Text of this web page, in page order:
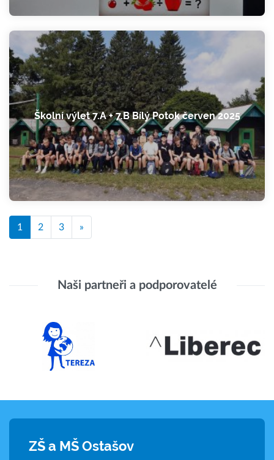
Školní výlet 7.A + 7.B Bílý Potok červen 2025
1 2 3 »
Naši partneři a podporovatelé
ZŠ a MŠ Ostašov